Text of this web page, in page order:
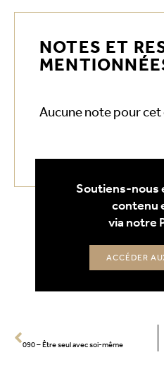
NOTES ET
Aucune note pour cet
Soutiens-nous
contenu
via notre
ACCÉDER
090 – Être seul avec soi-même